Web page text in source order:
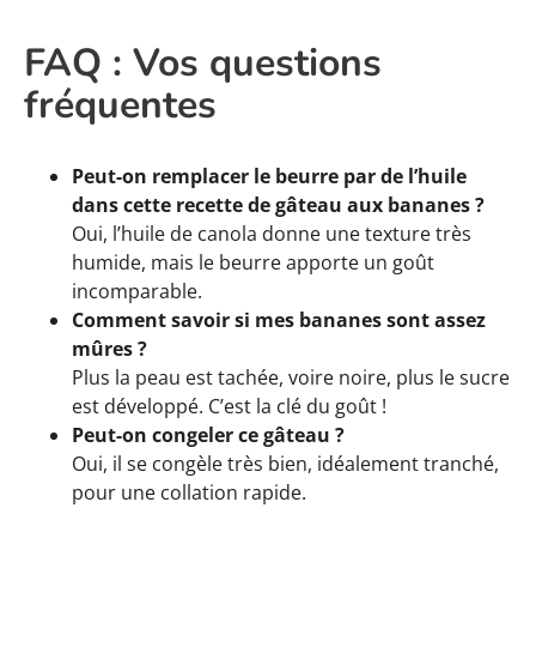
FAQ : Vos questions
fréquentes
Peut-on remplacer le beurre par de l’huile
dans cette recette de gâteau aux bananes ?
Oui, l’huile de canola donne une texture très
humide, mais le beurre apporte un goût
incomparable.
Comment savoir si mes bananes sont assez
mûres ?
Plus la peau est tachée, voire noire, plus le sucre
est développé. C’est la clé du goût !
Peut-on congeler ce gâteau ?
Oui, il se congèle très bien, idéalement tranché,
pour une collation rapide.